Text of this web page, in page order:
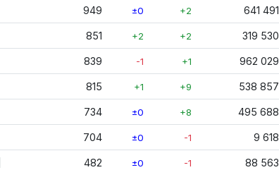
949 ±0 +2 641 491
851 +2 +2 319 530
839 -1 +1 962 029
815 +1 +9 538 857
734 ±0 +8 495 688
704 ±0 -1 9 618
482 ±0 -1 88 563